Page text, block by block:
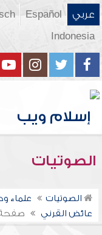
عربي Español
Indonesia
الصوتيات
الصوتيات علماء
عائض القرني